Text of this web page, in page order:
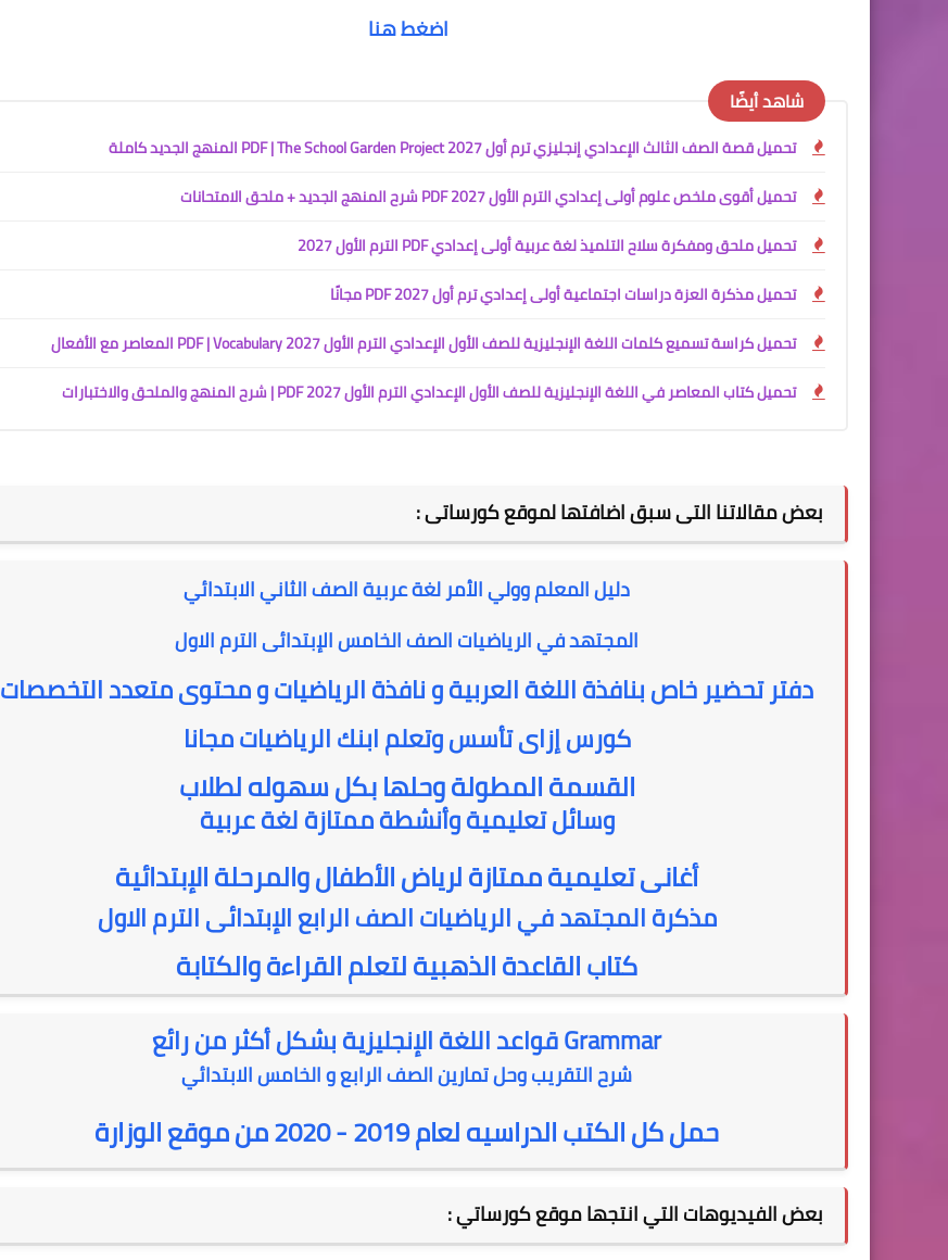
اضغط هنا
شاهد أيضًا
تحميل قصة الصف الثالث الإعدادي إنجليزي ترم أول 2027 PDF | The School Garden Project المنهج الجديد كاملة
تحميل أقوى ملخص علوم أولى إعدادي الترم الأول 2027 PDF شرح المنهج الجديد + ملحق الامتحانات
تحميل ملحق ومفكرة سلاح التلميذ لغة عربية أولى إعدادي PDF الترم الأول 2027
تحميل مذكرة العزة دراسات اجتماعية أولى إعدادي ترم أول 2027 PDF مجانًا
تحميل كراسة تسميع كلمات اللغة الإنجليزية للصف الأول الإعدادي الترم الأول 2027 PDF | Vocabulary المعاصر مع الأفعال
تحميل كتاب المعاصر في اللغة الإنجليزية للصف الأول الإعدادي الترم الأول 2027 PDF | شرح المنهج والملحق والاختبارات
بعض مقالاتنا التى سبق اضافتها لموقع كورساتى :
دليل المعلم وولي الأمر لغة عربية الصف الثاني الابتدائي
المجتهد في الرياضيات الصف الخامس الإبتدائى الترم الاول
دفتر تحضير خاص بنافذة اللغة العربية و نافذة الرياضيات و محتوى متعدد التخصصات
كورس إزاى تأسس وتعلم ابنك الرياضيات مجانا
القسمة المطولة وحلها بكل سهوله لطلاب
وسائل تعليمية وأنشطة ممتازة لغة عربية
أغانى تعليمية ممتازة لرياض الأطفال والمرحلة الإبتدائية
مذكرة المجتهد في الرياضيات الصف الرابع الإبتدائى الترم الاول
كتاب القاعدة الذهبية لتعلم القراءة والكتابة
Grammar قواعد اللغة الإنجليزية بشكل أكثر من رائع
شرح التقريب وحل تمارين الصف الرابع و الخامس الابتدائي
حمل كل الكتب الدراسيه لعام 2019 - 2020 من موقع الوزارة
بعض الفيديوهات التي انتجها موقع كورساتي :